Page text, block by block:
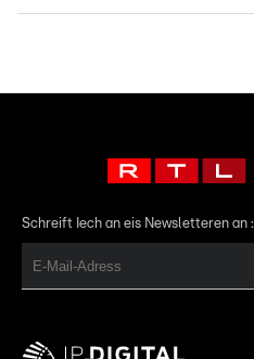
Schreift Iech an eis Newsletteren an :